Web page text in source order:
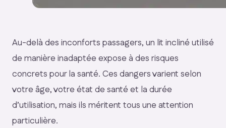
Au-delà des inconforts passagers, un lit incliné utilisé
de manière inadaptée expose à des risques
concrets pour la santé. Ces dangers varient selon
votre âge, votre état de santé et la durée
d’utilisation, mais ils méritent tous une attention
particulière.